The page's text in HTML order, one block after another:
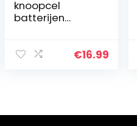
knoopcel
batterijen
knoopcellen€16.99